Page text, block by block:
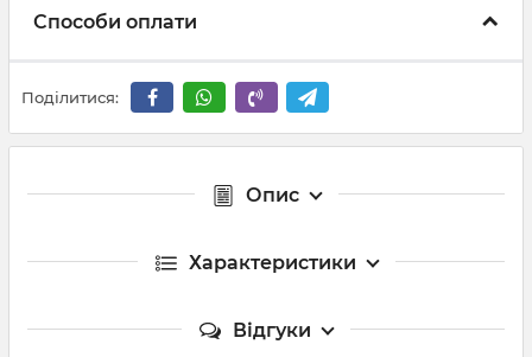
Способи оплати
Поділитися:
Опис
Характеристики
Відгуки